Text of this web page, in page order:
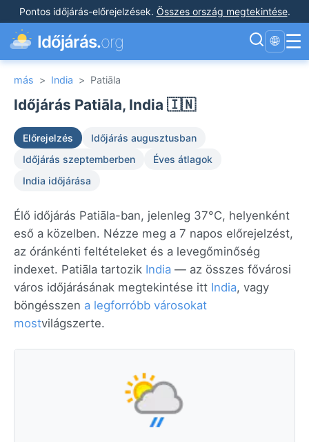
Pontos időjárás-előrejelzések. Összes ország megtekintése.
Időjárás.org 🌐 ☰
más > India > Patiāla
Időjárás Patiāla, India 🇮🇳
Előrejelzés
Időjárás augusztusban
Időjárás szeptemberben
Éves átlagok
India időjárása
Élő időjárás Patiāla-ban, jelenleg 37°C, helyenként
eső a közelben. Nézze meg a 7 napos előrejelzést,
az óránkénti feltételeket és a levegőminőség
indexet. Patiāla tartozik India — az összes fővárosi
város időjárásának megtekintése itt India, vagy
böngésszen a legforróbb városokat
mostvilágszerte.